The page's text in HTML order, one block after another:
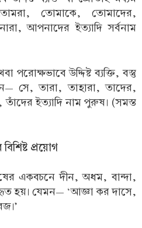
তোমাকে, তোমাদের,
আপনাদের ইত্যাদি সর্বনাম
পরোক্ষভাবে উদ্দিষ্ট ব্যক্তি, বস্তু
সে, তারা, তাহারা, তাদের,
ইত্যাদি নাম পুরুষ। (সমস্ত
বিশিষ্ট প্রয়োগ
একবচনে দীন, অধম, বান্দা,
হয়। যেমন— ‘আজ্ঞা কর দাসে,